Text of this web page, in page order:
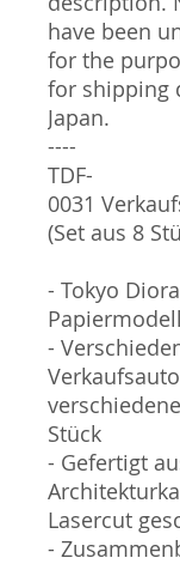
have been
for the
for shipping
Japan.
----
TDF-
0031
(Set aus 8
- Tokyo
Papiermodell
-
Stück
- Gefertigt
Lasercut
-